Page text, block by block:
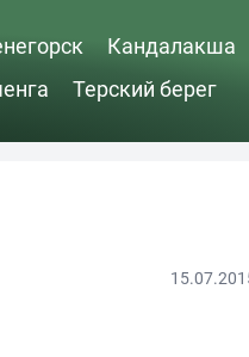
Кандалакша
Терский берег